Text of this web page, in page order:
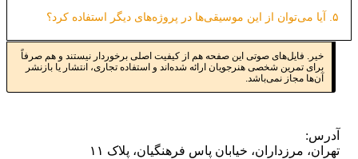
۵. آیا می‌توان از این موسیقی‌ها در پروژه‌های دیگر استفاده کرد؟
خیر. فایل‌های صوتی این صفحه هم از کیفیت اصلی برخوردار نیستند و هم صرفاً
برای تمرین شخصی هنرجویان ارائه شده‌اند و استفاده تجاری، انتشار یا بازنشر
آن‌ها مجاز نمی‌باشد.
آدرس:
تهران، مرزداران، خیابان پاس فرهنگیان، پلاک ۱۱